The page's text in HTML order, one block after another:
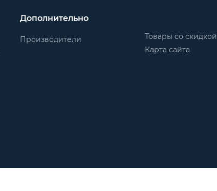
Дополнительно
Производители
Товары со скидкой
Карта сайта